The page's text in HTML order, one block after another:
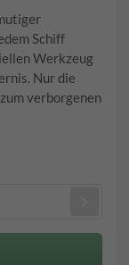
Schiff
Werkzeug
Nur die
verborgenen